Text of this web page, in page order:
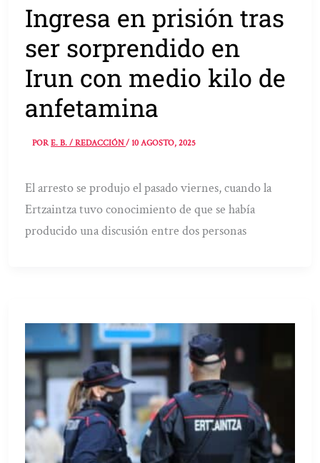
Ingresa en prisión tras
ser sorprendido en
Irun con medio kilo de
anfetamina
PORE. B. / REDACCIÓN/10 AGOSTO, 2025
El arresto se produjo el pasado viernes, cuando la
Ertzaintza tuvo conocimiento de que se había
producido una discusión entre dos personas